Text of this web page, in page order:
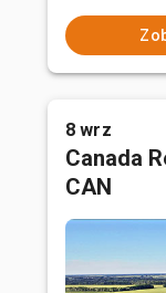
8 wrz
Canada
CAN